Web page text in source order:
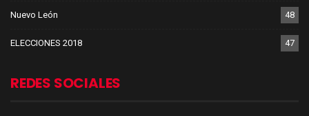
Nuevo León 48
ELECCIONES 2018 47
REDES SOCIALES